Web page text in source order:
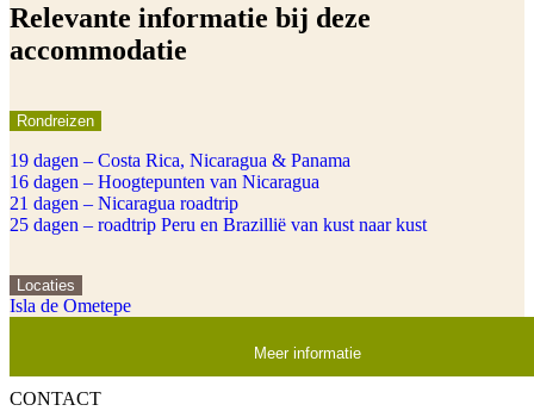
Relevante informatie bij deze
accommodatie
Rondreizen
19 dagen – Costa Rica, Nicaragua & Panama
16 dagen – Hoogtepunten van Nicaragua
21 dagen – Nicaragua roadtrip
25 dagen – roadtrip Peru en Brazillië van kust naar kust
Locaties
Isla de Ometepe
Meer informatie
CONTACT